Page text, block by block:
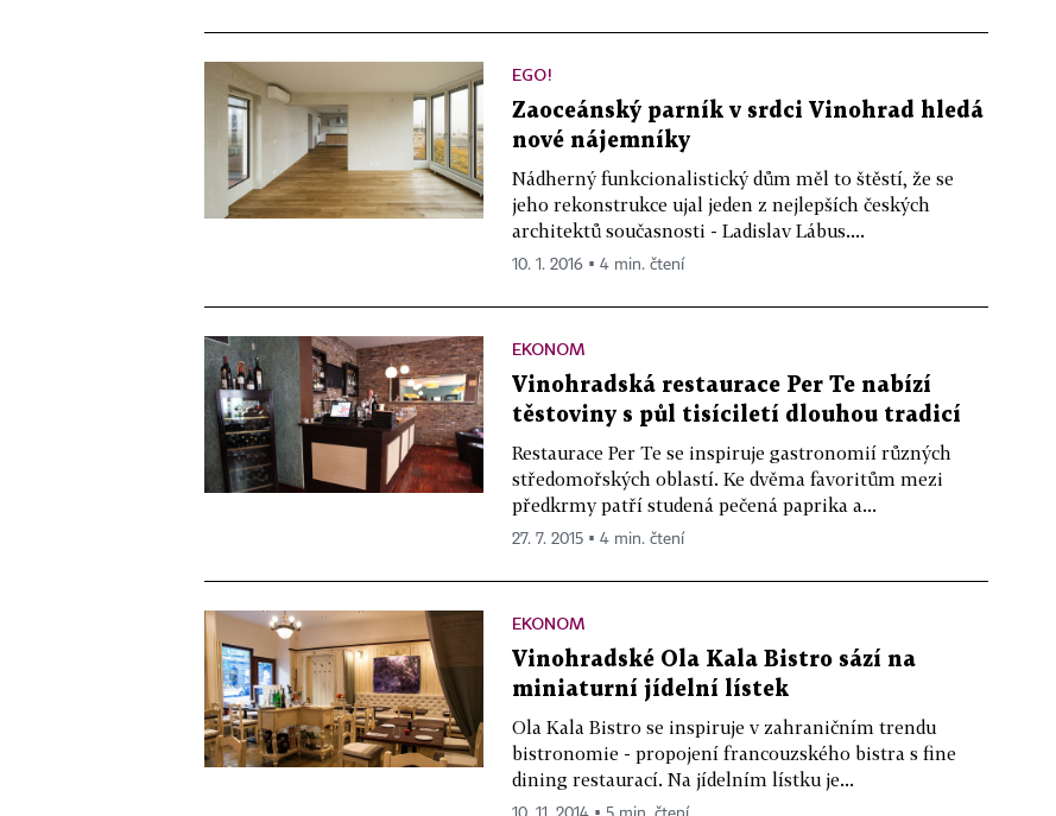
EGO!
Zaoceánský parník v srdci Vinohrad hledá
nové nájemníky
Nádherný funkcionalistický dům měl to štěstí, že se
jeho rekonstrukce ujal jeden z nejlepších českých
architektů současnosti - Ladislav Lábus....
10. 1. 2016 ▪ 4 min. čtení
EKONOM
Vinohradská restaurace Per Te nabízí
těstoviny s půl tisíciletí dlouhou tradicí
Restaurace Per Te se inspiruje gastronomií různých
středomořských oblastí. Ke dvěma favoritům mezi
předkrmy patří studená pečená paprika a...
27. 7. 2015 ▪ 4 min. čtení
EKONOM
Vinohradské Ola Kala Bistro sází na
miniaturní jídelní lístek
Ola Kala Bistro se inspiruje v zahraničním trendu
bistronomie - propojení francouzského bistra s fine
dining restaurací. Na jídelním lístku je...